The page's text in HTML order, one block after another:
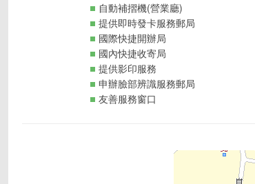
自動補摺機(營業廳)
提供即時發卡服務郵局
國際快捷開辦局
國內快捷收寄局
提供影印服務
申辦臉部辨識服務郵局
友善服務窗口